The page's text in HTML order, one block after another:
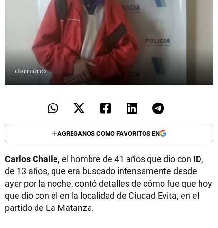
damiano
AGREGANOS COMO FAVORITOS EN
Carlos Chaile, el hombre de 41 años que dio con ID,
de 13 años, que era buscado intensamente desde
ayer por la noche, contó detalles de cómo fue que hoy
que dio con él en la localidad de Ciudad Evita, en el
partido de La Matanza.
HORÓSCOPO
Seguinos